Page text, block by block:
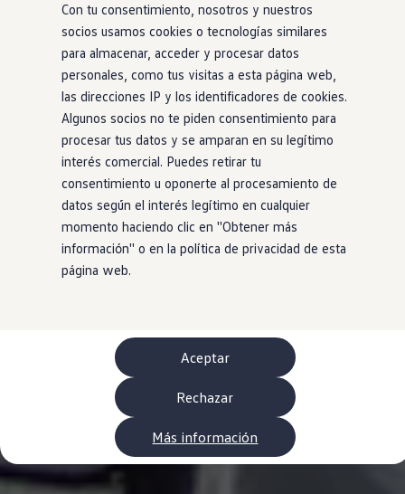
Con tu consentimiento, nosotros y nuestros
socios usamos cookies o tecnologías similares
para almacenar, acceder y procesar datos
personales, como tus visitas a esta página web,
las direcciones IP y los identificadores de cookies.
Algunos socios no te piden consentimiento para
procesar tus datos y se amparan en su legítimo
interés comercial. Puedes retirar tu
consentimiento u oponerte al procesamiento de
datos según el interés legítimo en cualquier
momento haciendo clic en ''Obtener más
información'' o en la política de privacidad de esta
página web.
Aceptar
Rechazar
Más información
Buscador de Concesionarios
Atención al cliente
Accesorios
Guía de mantenimiento
Información Útil
Viajar en coche
WLTP
Aceite y líquidos
EA189
Etiquetado de neumáticos UE - Volkswagen
Reciclaje Volkswagen Canarias
Servicios de mantenimiento
Garantía Volkswagen
Homologaciones y certificados de conformidad
Información sobre el apagón de redes 2G-3G
Recambios
Recambios reconstruidos
Neumáticos
Modelos antiguos
Servicio para vehículos eléctricos
myVolkswagen
Ayuda con aplicaciones y servicios digitales
Navigation Map Update
Extras digitales
Actualizaciones del software, los mapas y las
Buscar servicios para tu modelo
Conectar el móvil con el vehículo